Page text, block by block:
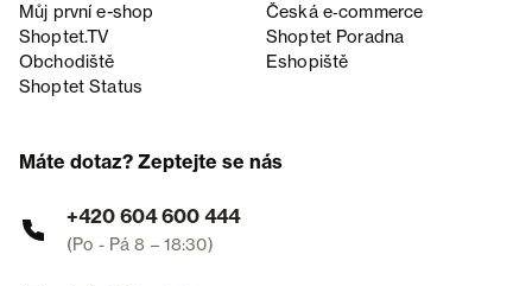
Můj první e-shop
Česká e‑commerce
Shoptet.TV
Shoptet Poradna
Obchodiště
Eshopiště
Shoptet Status
Máte dotaz? Zeptejte se nás
+420 604 600 444
(Po - Pá 8 – 18:30)